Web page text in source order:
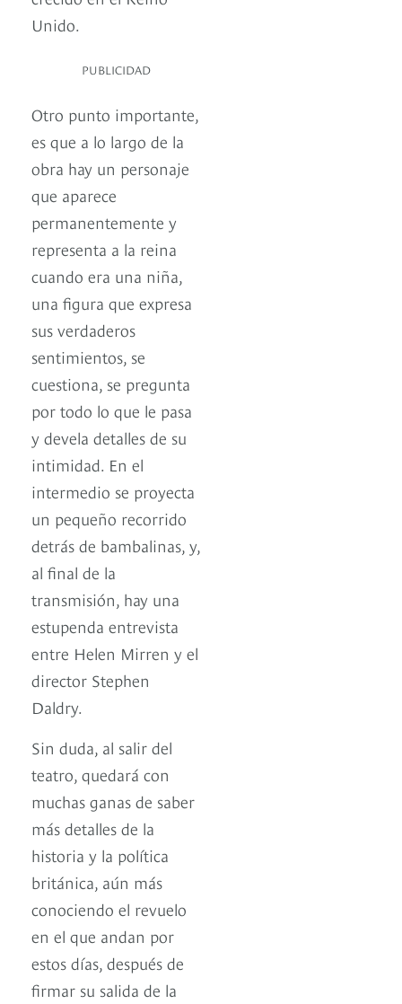
Unido.
PUBLICIDAD
Otro punto importante,
es que a lo largo de la
obra hay un personaje
que aparece
permanentemente y
representa a la reina
cuando era una niña,
una figura que expresa
sus verdaderos
sentimientos, se
cuestiona, se pregunta
por todo lo que le pasa
y devela detalles de su
intimidad. En el
intermedio se proyecta
un pequeño recorrido
detrás de bambalinas, y,
al final de la
transmisión, hay una
estupenda entrevista
entre Helen Mirren y el
director Stephen
Daldry.
Sin duda, al salir del
teatro, quedará con
muchas ganas de saber
más detalles de la
historia y la política
británica, aún más
conociendo el revuelo
en el que andan por
estos días, después de
firmar su salida de la